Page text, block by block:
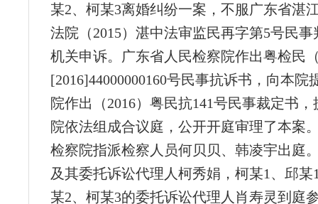
某2、柯某3离婚纠纷一案，不服广东省湛
法院（2015）湛中法审监民再字第5号民
机关申诉。广东省人民检察院作出粤检民
[2016]44000000160号民事抗诉书，向本院
院作出（2016）粤民抗141号民事裁定书
院依法组成合议庭，公开开庭审理了本案
检察院指派检察人员何贝贝、韩凌宇出庭
及其委托诉讼代理人柯秀娟，柯某1、邱某
某2、柯某3的委托诉讼代理人肖寿灵到庭